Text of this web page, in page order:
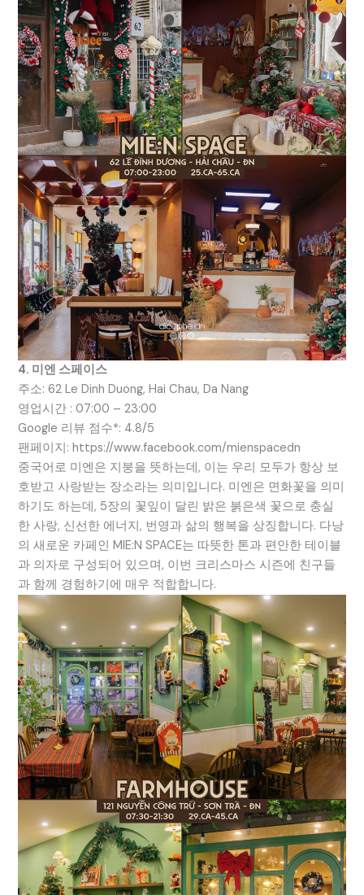
4. 미엔 스페이스
주소: 62 Le Dinh Duong, Hai Chau, Da Nang
영업시간 : 07:00 – 23:00
Google 리뷰 점수*: 4.8/5
팬페이지: https://www.facebook.com/mienspacedn
중국어로 미엔은 지붕을 뜻하는데, 이는 우리 모두가 항상 보
호받고 사랑받는 장소라는 의미입니다. 미엔은 면화꽃을 의미
하기도 하는데, 5장의 꽃잎이 달린 밝은 붉은색 꽃으로 충실
한 사랑, 신선한 에너지, 번영과 삶의 행복을 상징합니다. 다낭
의 새로운 카페인 MIE:N SPACE는 따뜻한 톤과 편안한 테이블
과 의자로 구성되어 있으며, 이번 크리스마스 시즌에 친구들
과 함께 경험하기에 매우 적합합니다.